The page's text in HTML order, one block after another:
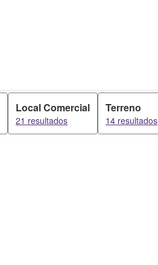
Local Comercial
21 resultados
Terreno
14 resultados